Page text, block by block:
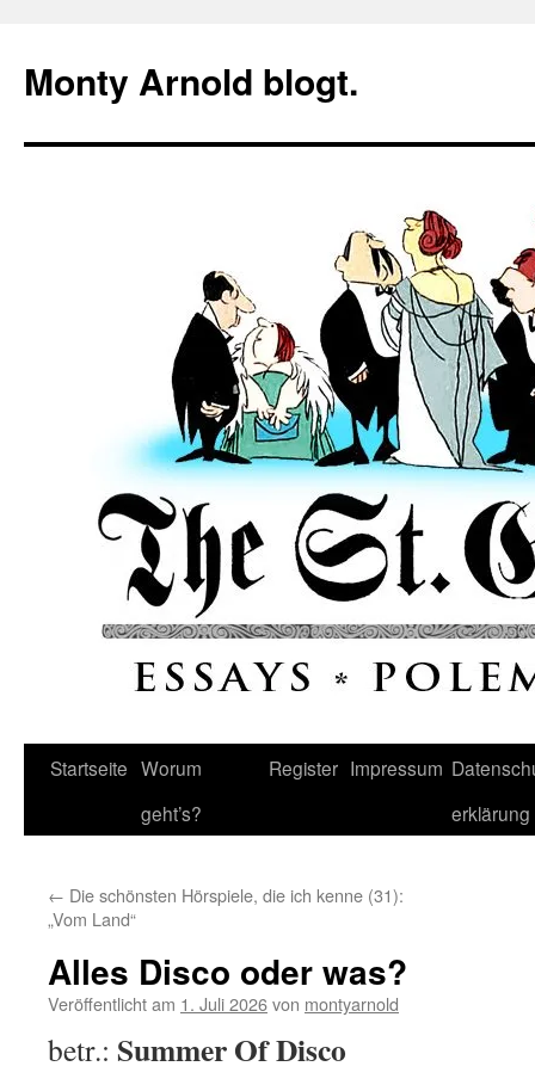
springen
Monty Arnold blogt.
Startseite Worum
geht’s?
Register Impressum
erklärung
← Die schönsten Hörspiele, die ich kenne (31):
„Vom Land“
Alles Disco oder was?
Veröffentlicht am 1. Juli 2026von montyarnold
betr.: Summer Of Disco